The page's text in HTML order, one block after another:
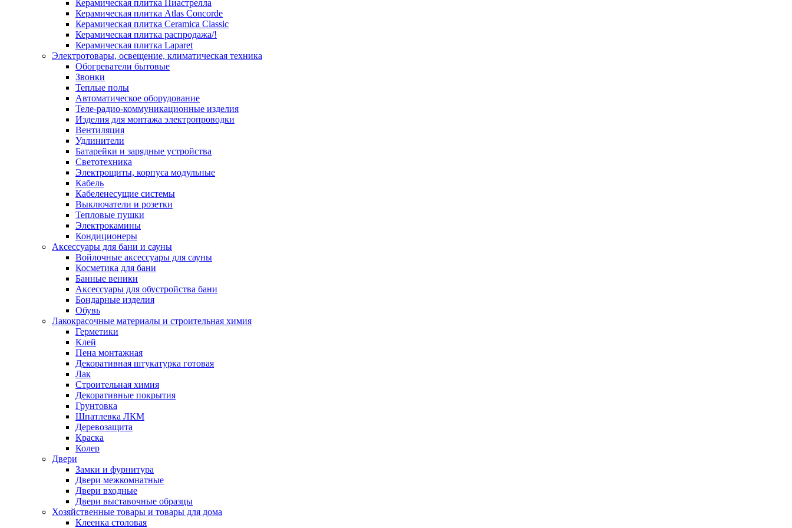
Керамическая плитка Пиастрелла
Керамическая плитка Atlas Concorde
Керамическая плитка Ceramica Classic
Керамическая плитка распродажа/!
Керамическая плитка Laparet
Электротовары, освещение, климатическая техника
Обогреватели бытовые
Звонки
Теплые полы
Автоматическое оборудование
Теле-радио-коммуникационные изделия
Изделия для монтажа электропроводки
Вентиляция
Удлинители
Батарейки и зарядные устройства
Светотехника
Электрощиты, корпуса модульные
Кабель
Кабеленесущие системы
Выключатели и розетки
Тепловые пушки
Электрокамины
Кондиционеры
Аксессуары для бани и сауны
Войлочные аксессуары для сауны
Косметика для бани
Банные веники
Аксессуары для обустройства бани
Бондарные изделия
Обувь
Лакокрасочные материалы и строительная химия
Герметики
Клей
Пена монтажная
Декоративная штукатурка готовая
Лак
Строительная химия
Декоративные покрытия
Грунтовка
Шпатлевка ЛКМ
Деревозащита
Краска
Колер
Двери
Замки и фурнитура
Двери межкомнатные
Двери входные
Двери выставочные образцы
Хозяйственные товары и товары для дома
Клеенка столовая